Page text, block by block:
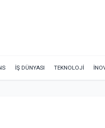
İŞ DÜNYASI TEKNOLOJİ